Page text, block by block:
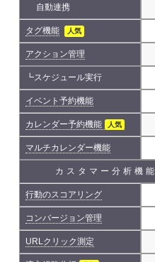
自動連携
タグ機能 人気
アクション管理
┗スケジュール実行
イベント予約機能
カレンダー予約機能 人気
マルチカレンダー機能
カスタマー分析機能
行動のスコアリング
コンバージョン管理
URLクリック測定